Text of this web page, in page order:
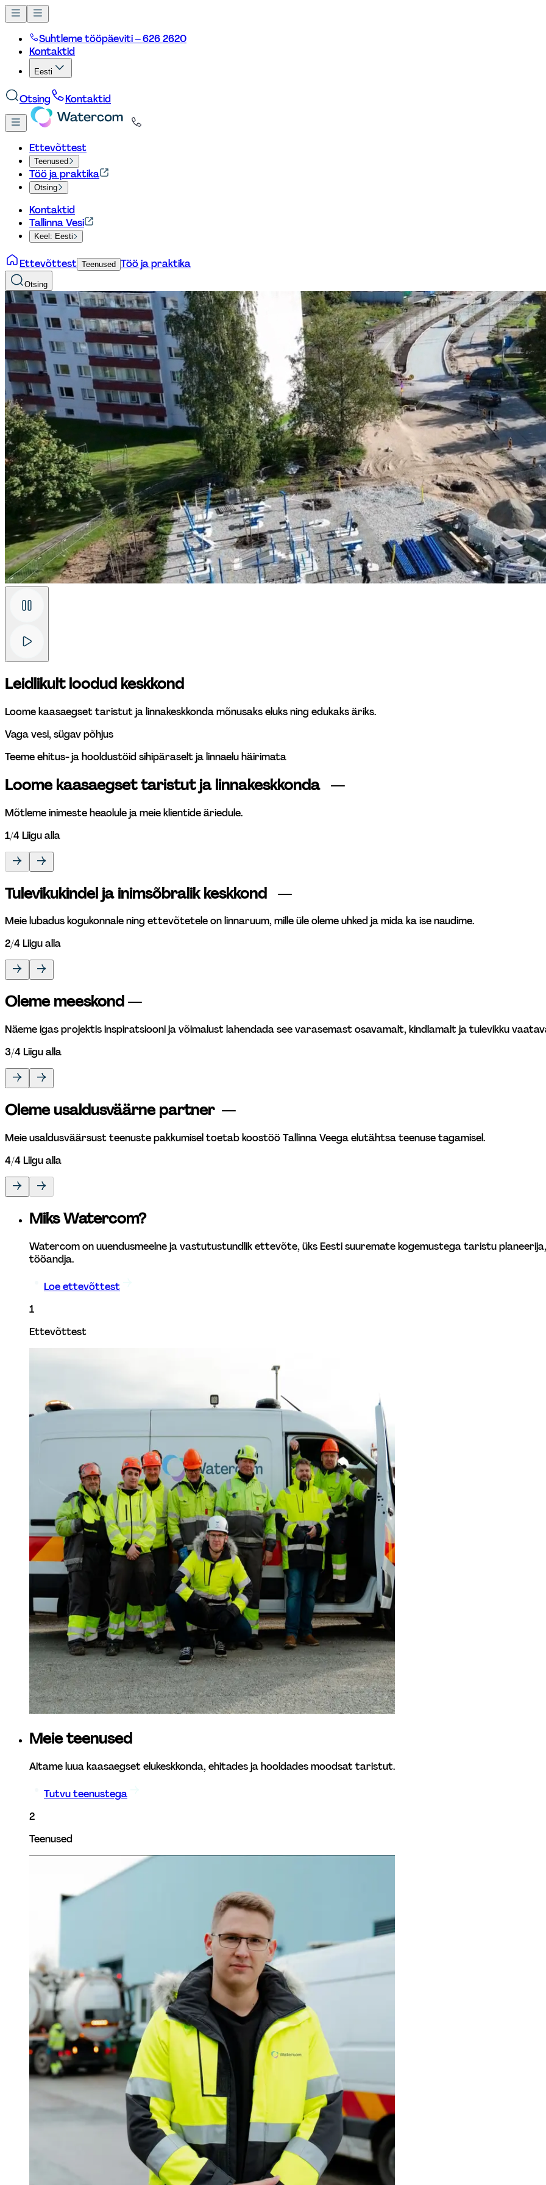
Suhtleme tööpäeviti – 626 2620
Kontaktid
Eesti
Otsing Kontaktid
Ettevõttest
Teenused
Töö ja praktika
Otsing
Kontaktid
Tallinna Vesi
Keel: Eesti
Ettevõttest Teenused Töö ja praktika
Otsing
Leidlikult loodud keskkond
Loome kaasaegset taristut ja linnakeskkonda mõnusaks eluks ning edukaks äriks.
Vaga vesi, sügav põhjus
Teeme ehitus- ja hooldustöid sihipäraselt ja linnaelu häirimata
Loome kaasaegset taristut ja linnakeskkonda —
Mõtleme inimeste heaolule ja meie klientide äriedule.
1/4 Liigu alla
Tulevikukindel ja inimsõbralik keskkond —
Meie lubadus kogukonnale ning ettevõtetele on linnaruum, mille üle oleme uhked ja mida ka ise naudime.
2/4 Liigu alla
Oleme meeskond —
Näeme igas projektis inspiratsiooni ja võimalust lahendada see varasemast osavamalt, kindlamalt ja tulevikku
3/4 Liigu alla
Oleme usaldusväärne partner —
Meie usaldusväärsust teenuste pakkumisel toetab koostöö Tallinna Veega elutähtsa teenuse tagamisel.
4/4 Liigu alla
Miks Watercom?
Watercom on uuendusmeelne ja vastutustundlik ettevõte, üks Eesti suuremate kogemustega taristu
tööandja.
Loe ettevõttest
1
Ettevõttest
Meie teenused
Aitame luua kaasaegset elukeskkonda, ehitades ja hooldades moodsat taristut.
Tutvu teenustega
2
Teenused